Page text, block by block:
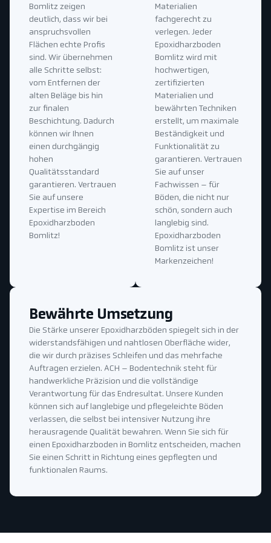
Materialien
fachgerecht zu
verlegen. Jeder
Epoxidharzboden
Bomlitz wird mit
hochwertigen,
zertifizierten
Materialien und
bewährten Techniken
erstellt, um maximale
Beständigkeit und
Funktionalität zu
garantieren. Vertrauen
Sie auf unser
Fachwissen – für
Böden, die nicht nur
schön, sondern auch
langlebig sind.
Epoxidharzboden
Bomlitz ist unser
Markenzeichen!
Bomlitz zeigen
deutlich, dass wir bei
anspruchsvollen
Flächen echte Profis
sind. Wir übernehmen
alle Schritte selbst:
vom Entfernen der
alten Beläge bis hin
zur finalen
Beschichtung. Dadurch
können wir Ihnen
einen durchgängig
hohen
Qualitätsstandard
garantieren. Vertrauen
Sie auf unsere
Expertise im Bereich
Epoxidharzboden
Bomlitz!
Bewährte Umsetzung
Die Stärke unserer Epoxidharzböden spiegelt sich in der
widerstandsfähigen und nahtlosen Oberfläche wider,
die wir durch präzises Schleifen und das mehrfache
Auftragen erzielen. ACH – Bodentechnik steht für
handwerkliche Präzision und die vollständige
Verantwortung für das Endresultat. Unsere Kunden
können sich auf langlebige und pflegeleichte Böden
verlassen, die selbst bei intensiver Nutzung ihre
herausragende Qualität bewahren. Wenn Sie sich für
einen Epoxidharzboden in Bomlitz entscheiden, machen
Sie einen Schritt in Richtung eines gepflegten und
funktionalen Raums.